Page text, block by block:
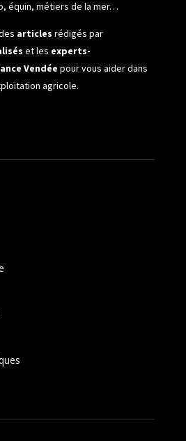
équin, métiers de la mer…
articles rédigés par
et les experts-
Vendée pour vous aider dans
agricole.